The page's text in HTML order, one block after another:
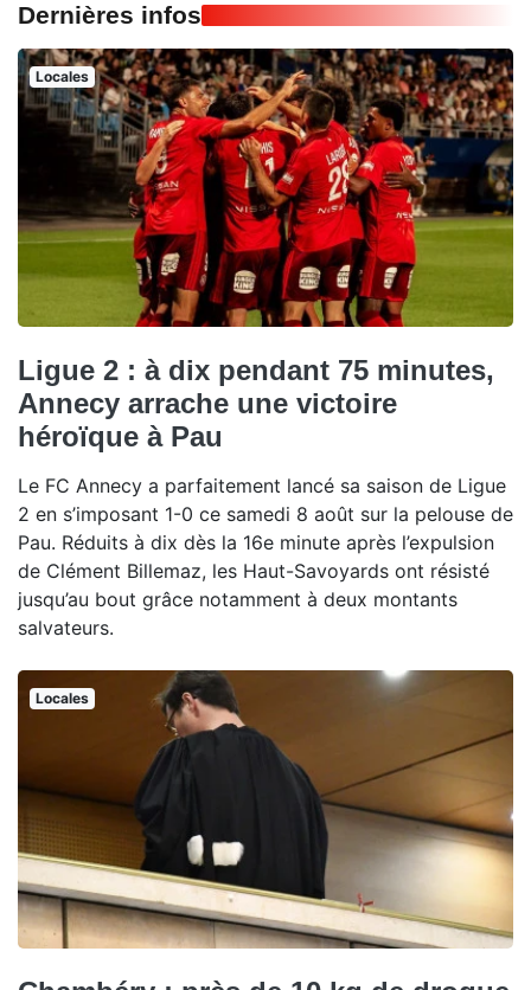
Dernières infos
Locales
Ligue 2 : à dix pendant 75 minutes,
Annecy arrache une victoire
héroïque à Pau
Le FC Annecy a parfaitement lancé sa saison de Ligue
2 en s’imposant 1-0 ce samedi 8 août sur la pelouse de
Pau. Réduits à dix dès la 16e minute après l’expulsion
de Clément Billemaz, les Haut-Savoyards ont résisté
jusqu’au bout grâce notamment à deux montants
salvateurs.
Locales